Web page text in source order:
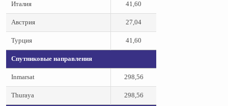
Италия 41,60
Австрия 27,04
Турция 41,60
Спутниковые направления
Inmarsat 298,56
Thuraya 298,56